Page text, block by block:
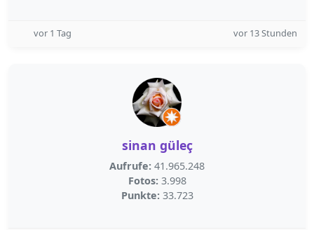
vor 1 Tag vor 13 Stunden
sinan güleç
Aufrufe: 41.965.248
Fotos: 3.998
Punkte: 33.723